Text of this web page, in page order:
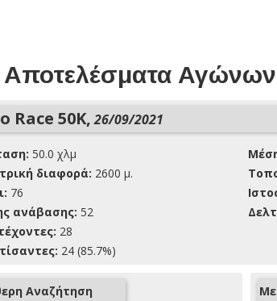
Αποτελέσματα Αγώνων
Race 50K,26/09/2021
50.0 χλμ
διαφορά: 2600 μ.
76
ανάβασης: 52
28
24 (85.7%)
Αναζήτηση